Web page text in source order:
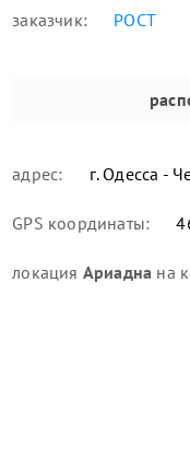
заказчик: РОСТ
адрес: г. Одесса -
GPS координаты:
локация Ариадна на